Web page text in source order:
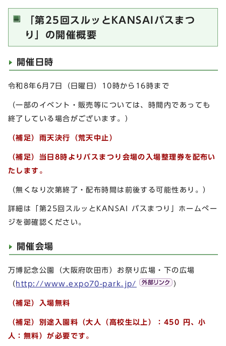
「第25回スルッとKANSAIバスまつ
り」の開催概要
開催日時
令和8年6月7日（日曜日）10時から16時まで
（一部のイベント・販売等については、時間内であっても
終了している場合がございます。）
（補足）雨天決行（荒天中止）
（補足） 当日8時よりバスまつり会場の入場整理券を配布い
たします。
（無くなり次第終了・配布時間は前後する可能性あり。）
詳細は「第25回スルッとKANSAI バスまつり」ホームぺー
ジを御確認ください。
開催会場
万博記念公園（大阪府吹田市）お祭り広場・下の広場
（ http://www.expo70-park.jp/ ）
（補足） 入場無料
（補足） 別途入園料（大人（高校生以上）：450 円、小
人：無料）が必要です。